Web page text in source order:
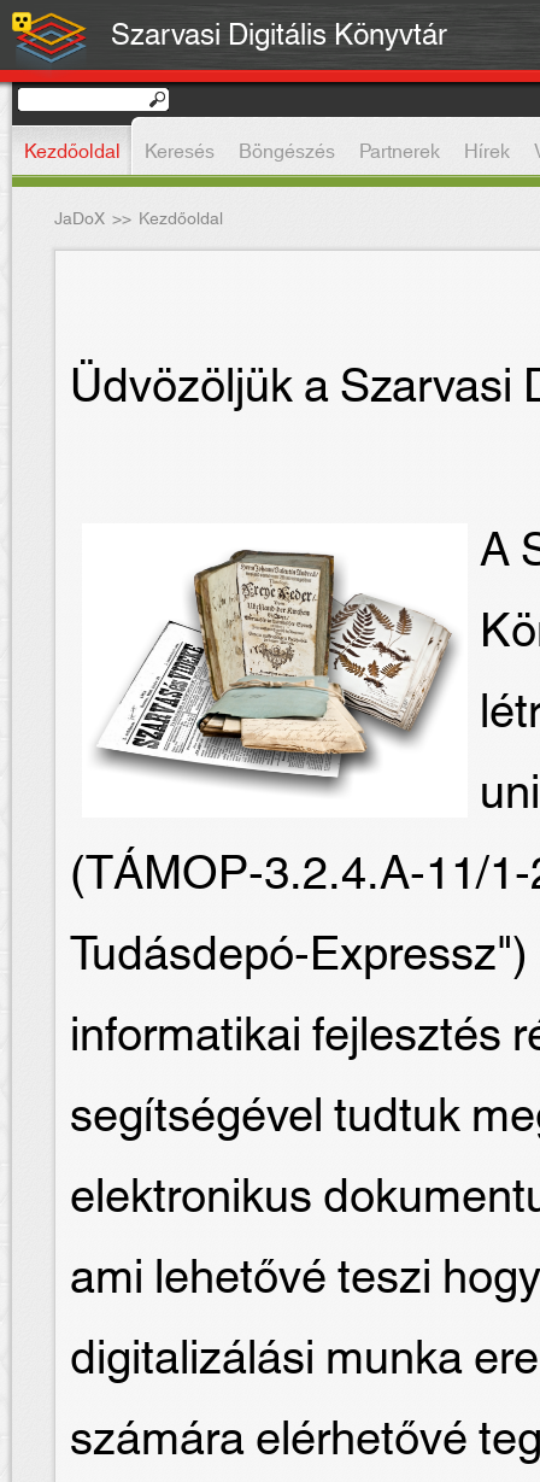
Szarvasi Digitális Könyvtár
Kezdőoldal Keresés Böngészés Partnerek Hírek
JaDoX >> Kezdőoldal
Üdvözöljük a Szarvasi
A
(TÁMOP-3.2.4.A-11/
Tudásdepó-
informatikai fejlesztés
segítségével tudtuk
elektronikus
ami lehetővé teszi
digitalizálási munka
számára elérhetővé